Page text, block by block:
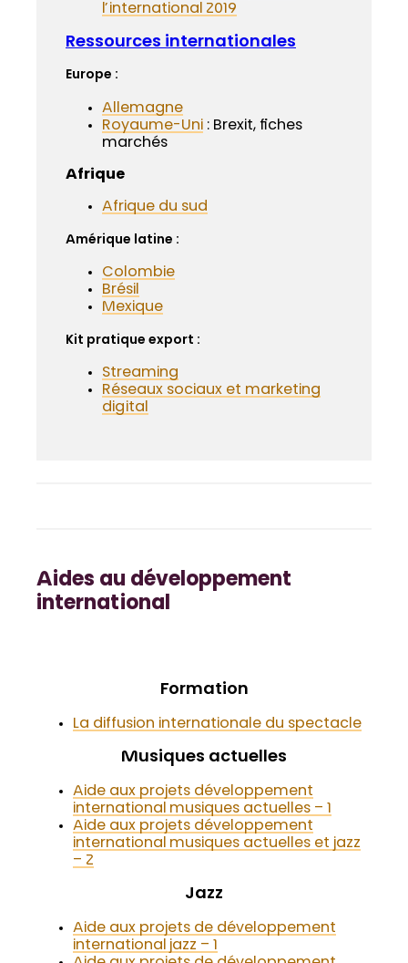
l’international 2019
Ressources internationales
Europe :
Allemagne
Royaume-Uni : Brexit, fiches
marchés
Afrique
Afrique du sud
Amérique latine :
Colombie
Brésil
Mexique
Kit pratique export :
Streaming
Réseaux sociaux et marketing
digital
Aides au développement
international
Formation
La diffusion internationale du spectacle
Musiques actuelles
Aide aux projets développement
international musiques actuelles – 1
Aide aux projets développement
international musiques actuelles et jazz
– 2
Jazz
Aide aux projets de développement
international jazz – 1